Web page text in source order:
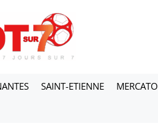
SAINT-ETIENNE MERCATO